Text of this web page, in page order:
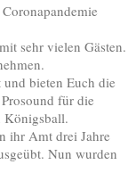
sehr vielen Gästen.
bieten Euch die
für die
Königsball.
ihr Amt drei Jahre
Nun wurden